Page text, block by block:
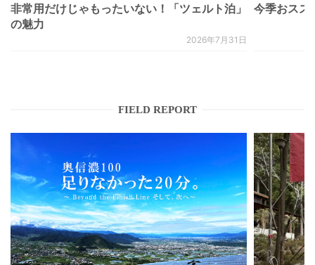
非常用だけじゃもったいない！「ツェルト泊」
の魅力
2026年7月31日
今季おスス
FIELD REPORT